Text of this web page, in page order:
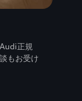
正規
もお受け